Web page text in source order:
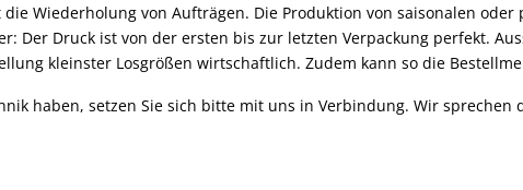
Wiederholung von Aufträgen. Die Produktion von saisonalen
Der Druck ist von der ersten bis zur letzten Verpackung perfekt.
kleinster Losgrößen wirtschaftlich. Zudem kann so die
haben, setzen Sie sich bitte mit uns in Verbindung. Wir